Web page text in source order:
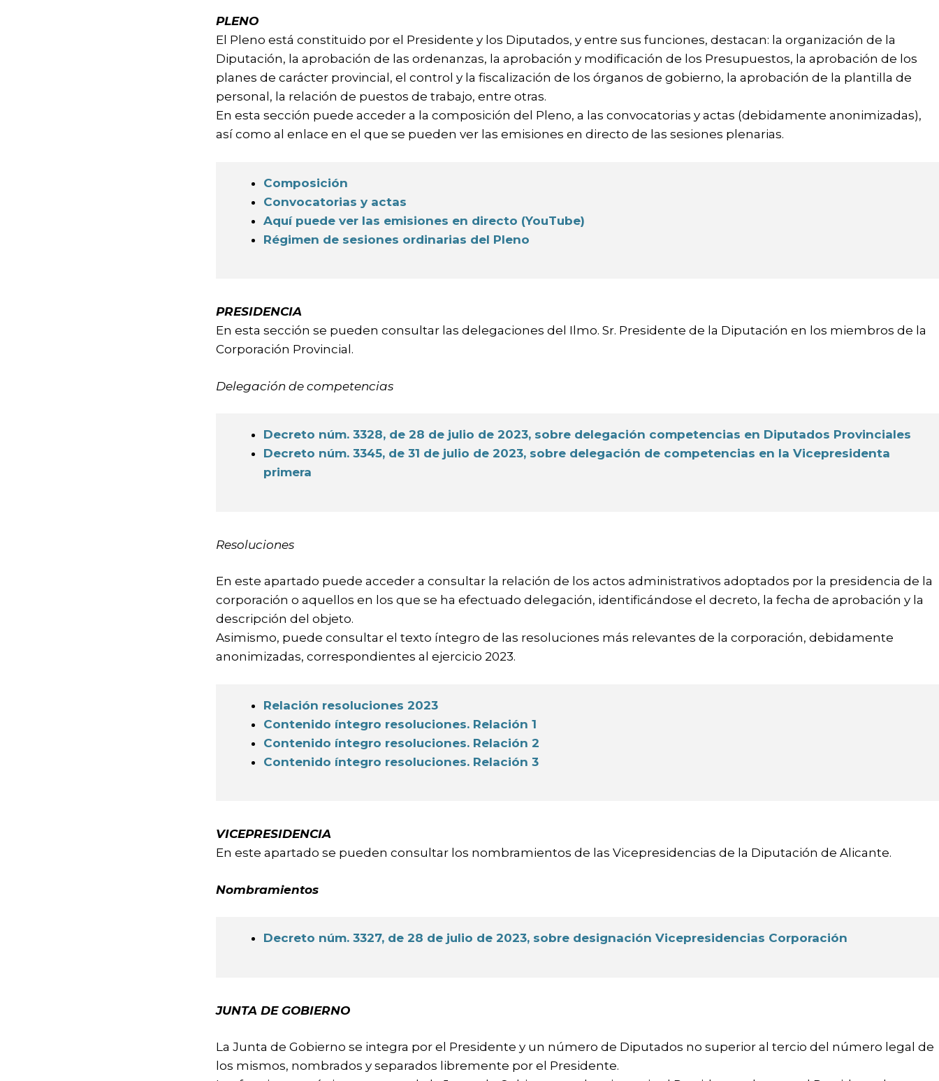
PLENO
El Pleno está constituido por el Presidente y los Diputados, y entre sus funciones, destacan: la organización de la
Diputación, la aprobación de las ordenanzas, la aprobación y modificación de los Presupuestos, la aprobación de los
planes de carácter provincial, el control y la fiscalización de los órganos de gobierno, la aprobación de la plantilla de
personal, la relación de puestos de trabajo, entre otras.
En esta sección puede acceder a la composición del Pleno, a las convocatorias y actas (debidamente anonimizadas),
así como al enlace en el que se pueden ver las emisiones en directo de las sesiones plenarias.
Composición
Convocatorias y actas
Aquí puede ver las emisiones en directo (YouTube)
Régimen de sesiones ordinarias del Pleno
PRESIDENCIA
En esta sección se pueden consultar las delegaciones del Ilmo. Sr. Presidente de la Diputación en los miembros de la
Corporación Provincial.
Delegación de competencias
Decreto núm. 3328, de 28 de julio de 2023, sobre delegación competencias en Diputados Provinciales
Decreto núm. 3345, de 31 de julio de 2023, sobre delegación de competencias en la Vicepresidenta
primera
Resoluciones
En este apartado puede acceder a consultar la relación de los actos administrativos adoptados por la presidencia de la
corporación o aquellos en los que se ha efectuado delegación, identificándose el decreto, la fecha de aprobación y la
descripción del objeto.
Asimismo, puede consultar el texto íntegro de las resoluciones más relevantes de la corporación, debidamente
anonimizadas, correspondientes al ejercicio 2023.
Relación resoluciones 2023
Contenido íntegro resoluciones. Relación 1
Contenido íntegro resoluciones. Relación 2
Contenido íntegro resoluciones. Relación 3
VICEPRESIDENCIA
En este apartado se pueden consultar los nombramientos de las Vicepresidencias de la Diputación de Alicante.
Nombramientos
Decreto núm. 3327, de 28 de julio de 2023, sobre designación Vicepresidencias Corporación
JUNTA DE GOBIERNO
La Junta de Gobierno se integra por el Presidente y un número de Diputados no superior al tercio del número legal de
los mismos, nombrados y separados libremente por el Presidente.